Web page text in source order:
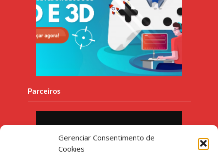
Gerenciar Consentimento de
Cookies
Parceiros